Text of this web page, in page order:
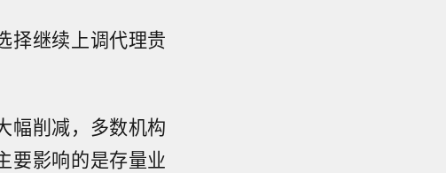
择继续上调代理贵
幅削减，多数机构
要影响的是存量业